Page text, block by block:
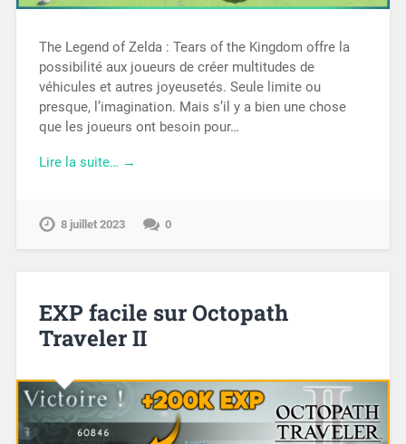
The Legend of Zelda : Tears of the Kingdom offre la
possibilité aux joueurs de créer multitudes de
véhicules et autres joyeusetés. Seule limite ou
presque, l’imagination. Mais s’il y a bien une chose
que les joueurs ont besoin pour…
Lire la suite… →
8 juillet 2023 0
EXP facile sur Octopath
Traveler II